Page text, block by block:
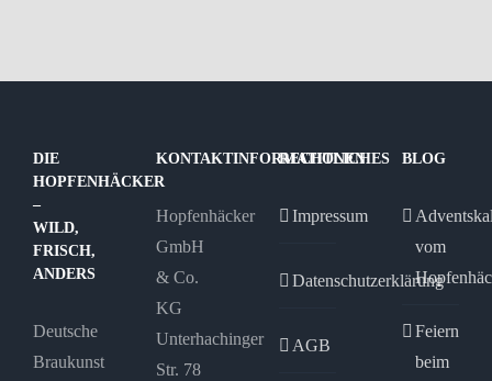
DIE
HOPFENHÄCKER
–
WILD,
FRISCH,
ANDERS
Deutsche
Braukunst
KONTAKTINFORMATIONEN
Hopfenhäcker
GmbH
& Co.
KG
Unterhachinger
Str. 78
RECHTLICHES
Impressum
Datenschutzerklärung
AGB
BLOG
vom
Feiern
beim